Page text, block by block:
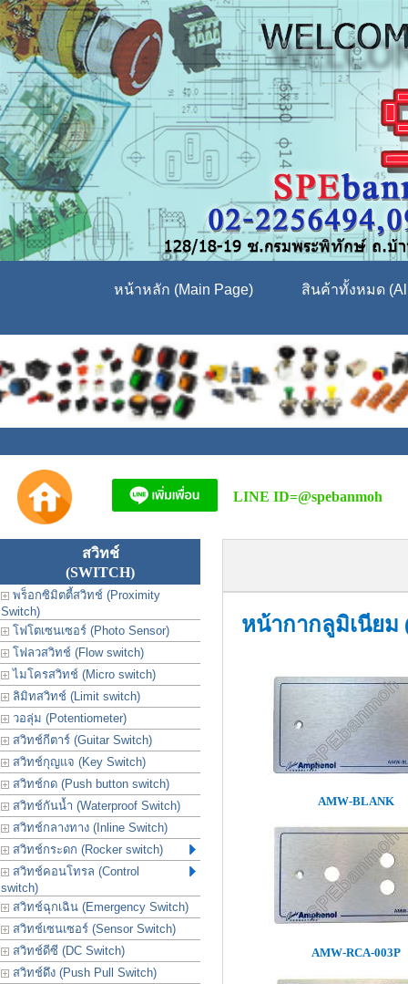
หน้าหลัก (Main Page) สินค้าทั้งหมด
LINE ID=@spebanmoh
สวิทช์
(SWITCH)
พร็อกซิมิตตี้สวิทช์ (Proximity
Switch)
โฟโตเซนเซอร์ (Photo Sensor)
โฟลวสวิทช์ (Flow switch)
ไมโครสวิทช์ (Micro switch)
ลิมิทสวิทช์ (Limit switch)
วอลุ่ม (Potentiometer)
สวิทช์กีตาร์ (Guitar Switch)
สวิทช์กุญแจ (Key Switch)
สวิทช์กด (Push button switch)
สวิทช์กันน้ำ (Waterproof Switch)
สวิทช์กลางทาง (Inline Switch)
สวิทช์กระดก (Rocker switch)
สวิทช์คอนโทรล (Control
switch)
สวิทช์ฉุกเฉิน (Emergency Switch)
สวิทช์เซนเซอร์ (Sensor Switch)
สวิทช์ดีซี (DC Switch)
สวิทช์ดึง (Push Pull Switch)
หน้ากากลูมิเนียม
AMW-BLANK
AMW-RCA-003P